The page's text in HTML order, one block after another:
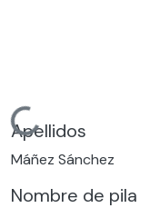
Cargando...
Apellidos
Máñez Sánchez
Nombre de pila